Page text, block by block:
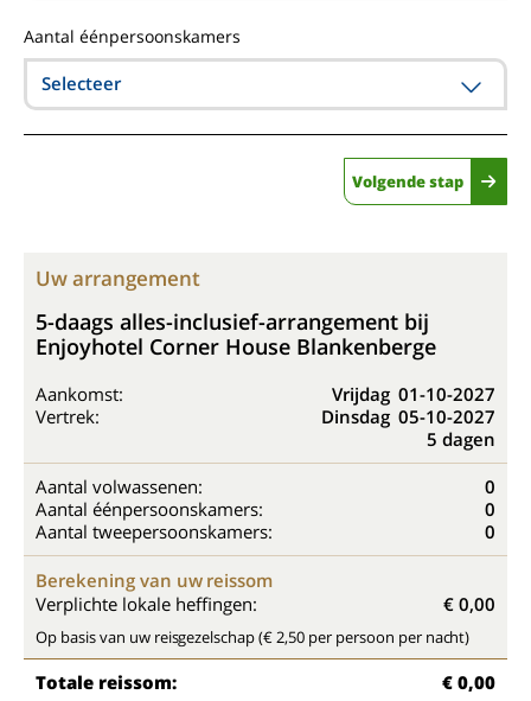
Aantal éénpersoonskamers
Selecteer
Volgende stap
Uw arrangement
5-daags alles-inclusief-arrangement bij
Enjoyhotel Corner House Blankenberge
Aankomst: Vrijdag 01-10-2027
Vertrek:
Dinsdag 05-10-2027
5 dagen
Aantal volwassenen:
0
Aantal éénpersoonskamers:
0
Aantal tweepersoonskamers:
0
Berekening van uw reissom
Verplichte lokale heffingen:
€ 0,00
Op basis van uw reisgezelschap (€ 2,50 per persoon per nacht)
Totale reissom: € 0,00